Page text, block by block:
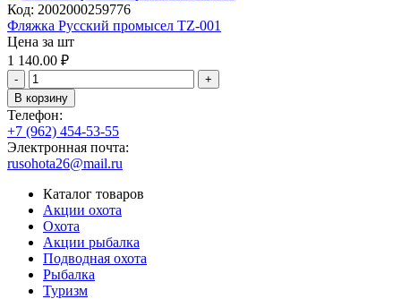
Код: 2002000259776
Фляжка Русский промысел TZ-001
Цена за шт
1 140.00 ₽
-
+
В корзину
Телефон:
+7 (962) 454-53-55
Электронная почта:
rusohota26@mail.ru
Каталог товаров
Акции охота
Охота
Акции рыбалка
Подводная охота
Рыбалка
Туризм